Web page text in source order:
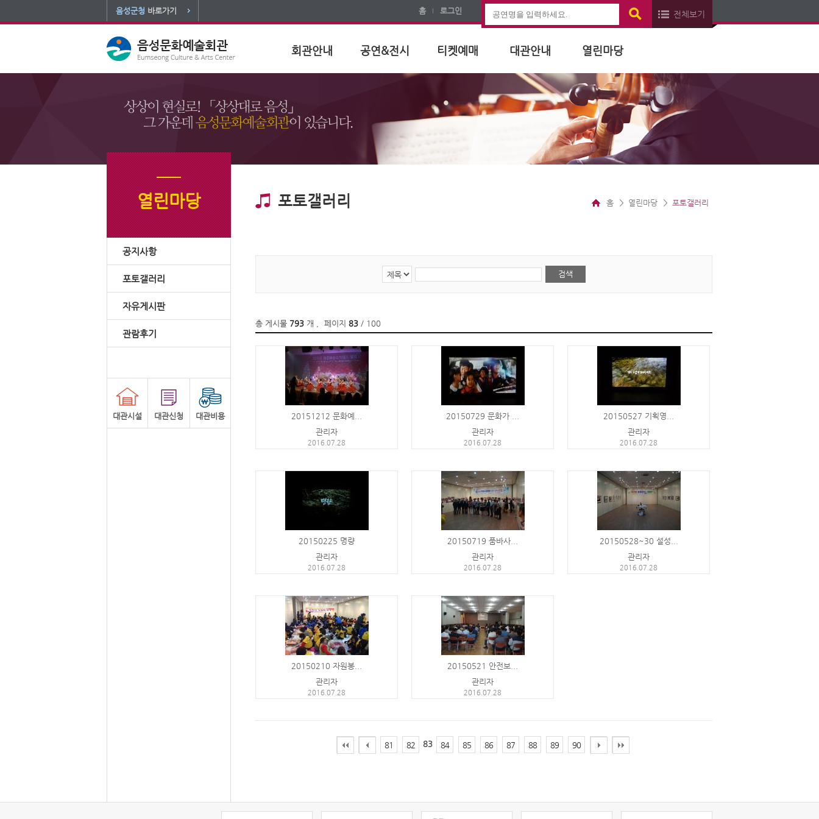
음성군청 바로가기 전체보기
홈 로그인
회관안내 공연&전시 티켓예매 대관안내 열린마당
열린마당
공지사항
포토갤러리
자유게시판
관람후기
대관시설 대관신청 대관비용
포토갤러리 홈 열린마당 포토갤러리
총 게시물 793 개 페이지 83 / 100
20151212 문화예...
관리자
2016.07.28
20150729 문화가 ...
관리자
2016.07.28
20150527 기획영...
관리자
2016.07.28
20150225 명량
관리자
2016.07.28
20150719 품바사...
관리자
2016.07.28
20150528~30 설성...
관리자
2016.07.28
20150210 자원봉...
관리자
2016.07.28
20150521 안전보...
관리자
2016.07.28
81 82 83 84 85 86 87 88 89 90